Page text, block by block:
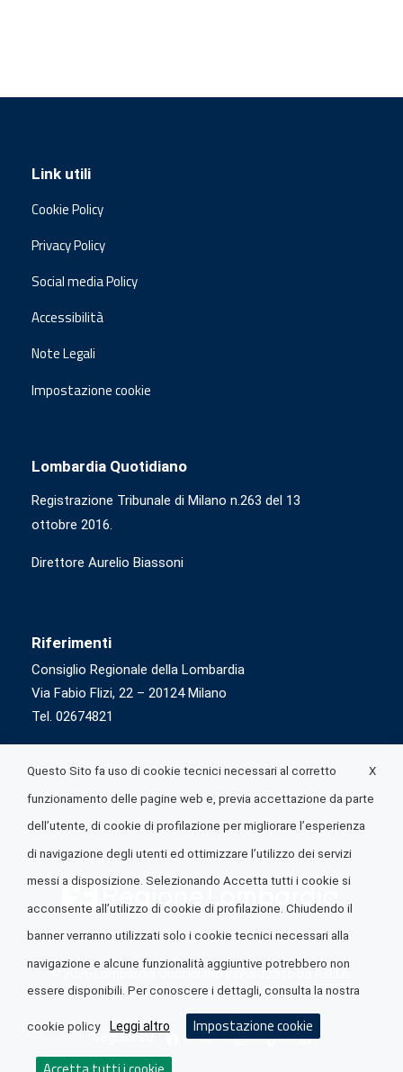
Link utili
Cookie Policy
Privacy Policy
Social media Policy
Accessibilità
Note Legali
Impostazione cookie
Lombardia Quotidiano
Registrazione Tribunale di Milano n.263 del 13
ottobre 2016.
Direttore Aurelio Biassoni
Riferimenti
Consiglio Regionale della Lombardia
Via Fabio Flizi, 22 – 20124 Milano
Tel. 02674821
© 2026 Lombardia Quotidiano è realizzato daA.R.I.A.
Seguici su
X
Questo Sito fa uso di cookie tecnici necessari al corretto
funzionamento delle pagine web e, previa accettazione da parte
dell’utente, di cookie di profilazione per migliorare l’esperienza
di navigazione degli utenti ed ottimizzare l’utilizzo dei servizi
messi a disposizione. Selezionando Accetta tutti i cookie si
acconsente all’utilizzo di cookie di profilazione. Chiudendo il
banner verranno utilizzati solo i cookie tecnici necessari alla
navigazione e alcune funzionalità aggiuntive potrebbero non
essere disponibili. Per conoscere i dettagli, consulta la nostra
cookie policy Leggi altro Impostazione cookie